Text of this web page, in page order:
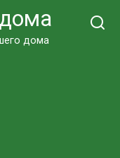
дома